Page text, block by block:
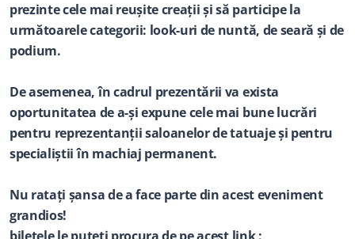
prezinte cele mai reușite creații și să participe la
următoarele categorii: look-uri de nuntă, de seară și de
podium.
De asemenea, în cadrul prezentării va exista
oportunitatea de a-și expune cele mai bune lucrări
pentru reprezentanții saloanelor de tatuaje și pentru
specialiștii în machiaj permanent.
Nu ratați șansa de a face parte din acest eveniment
grandios!